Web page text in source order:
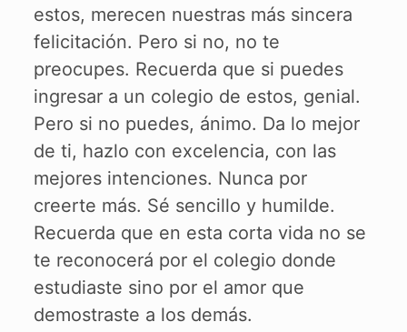
estos, merecen nuestras más sincera
felicitación. Pero si no, no te
preocupes. Recuerda que si puedes
ingresar a un colegio de estos, genial.
Pero si no puedes, ánimo. Da lo mejor
de ti, hazlo con excelencia, con las
mejores intenciones. Nunca por
creerte más. Sé sencillo y humilde.
Recuerda que en esta corta vida no se
te reconocerá por el colegio donde
estudiaste sino por el amor que
demostraste a los demás.